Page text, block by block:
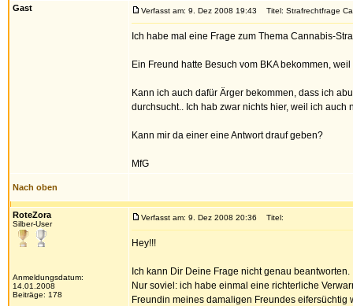
Gast Verfasst am: 9. Dez 2008 19:43 Titel: Strafrechtfrage
Ich habe mal eine Frage zum Thema Cannabis-
Ein Freund hatte Besuch vom BKA bekommen,
Kann ich auch dafür Ärger bekommen, dass ich
durchsucht.. Ich hab zwar nichts hier, weil ich
Kann mir da einer eine Antwort drauf geben?
MfG
Nach oben
RoteZora
Silber-User
Anmeldungsdatum:
14.01.2008
Beiträge: 178
Verfasst am: 9. Dez 2008 20:36 Titel:
Hey!!!
Ich kann Dir Deine Frage nicht genau beantworten.
Nur soviel: ich habe einmal eine richterliche
Freundin meines damaligen Freundes